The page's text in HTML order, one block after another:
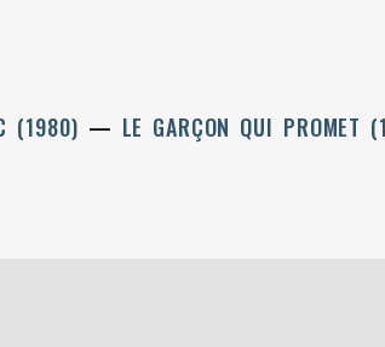
(1980)
LE GARÇON QUI PROMET